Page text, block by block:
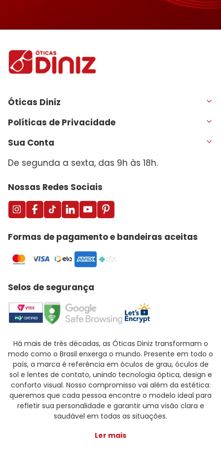
Óticas Diniz
Políticas de Privacidade
Sua Conta
De segunda a sexta, das 9h às 18h.
Nossas Redes Sociais
Formas de pagamento e bandeiras aceitas
Selos de segurança
Há mais de três décadas, as Óticas Diniz transformam o
modo como o Brasil enxerga o mundo. Presente em todo o
país, a marca é referência em óculos de grau, óculos de
sol e lentes de contato, unindo tecnologia óptica, design e
conforto visual. Nosso compromisso vai além da estética:
queremos que cada pessoa encontre o modelo ideal para
refletir sua personalidade e garantir uma visão clara e
saudável em todas as situações.
Ler mais